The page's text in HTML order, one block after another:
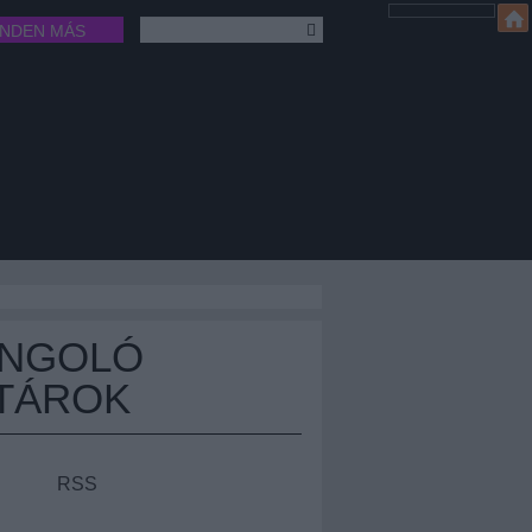
MÁS
RSS